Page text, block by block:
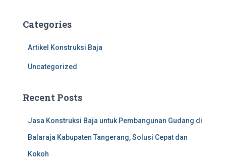
h
Categories
Artikel Konstruksi Baja
Uncategorized
Recent Posts
Jasa Konstruksi Baja untuk Pembangunan Gudang di
Balaraja Kabupaten Tangerang, Solusi Cepat dan
Kokoh